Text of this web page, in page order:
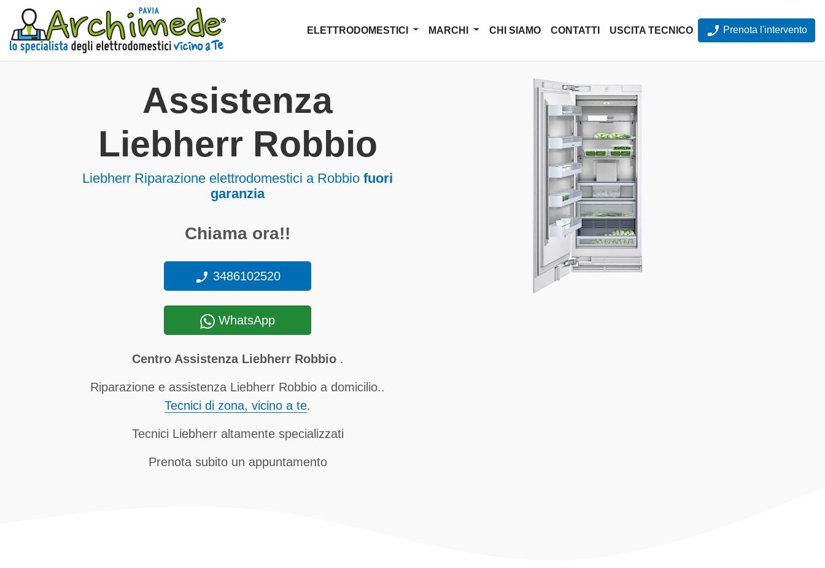
ELETTRODOMESTICI MARCHI CHI SIAMO CONTATTI USCITA TECNICO Prenota l'intervento
Assistenza
Liebherr Robbio
Liebherr Riparazione elettrodomestici a Robbio fuori
garanzia
Chiama ora!!
3486102520
WhatsApp
Centro Assistenza Liebherr Robbio .
Riparazione e assistenza Liebherr Robbio a domicilio..
Tecnici di zona, vicino a te.
Tecnici Liebherr altamente specializzati
Prenota subito un appuntamento